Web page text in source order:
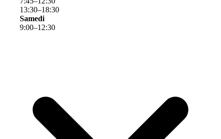
13:30–18:30
Samedi
9:00–12:30